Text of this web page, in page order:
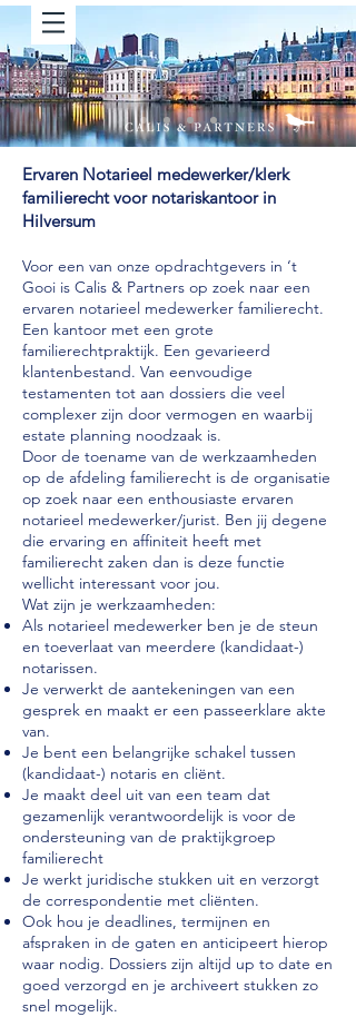
Ervaren Notarieel medewerker/klerk
familierecht voor notariskantoor in
Hilversum
Voor een van onze opdrachtgevers in ‘t
Gooi is Calis & Partners op zoek naar een
ervaren notarieel medewerker familierecht.
Een kantoor met een grote
familierechtpraktijk. Een gevarieerd
klantenbestand. Van eenvoudige
testamenten tot aan dossiers die veel
complexer zijn door vermogen en waarbij
estate planning noodzaak is.
Door de toename van de werkzaamheden
op de afdeling familierecht is de organisatie
op zoek naar een enthousiaste ervaren
notarieel medewerker/jurist. Ben jij degene
die ervaring en affiniteit heeft met
familierecht zaken dan is deze functie
wellicht interessant voor jou.
Wat zijn je werkzaamheden:
Als notarieel medewerker ben je de steun
en toeverlaat van meerdere (kandidaat-)
notarissen.
Je verwerkt de aantekeningen van een
gesprek en maakt er een passeerklare akte
van.
Je bent een belangrijke schakel tussen
(kandidaat-) notaris en cliënt.
Je maakt deel uit van een team dat
gezamenlijk verantwoordelijk is voor de
ondersteuning van de praktijkgroep
familierecht
Je werkt juridische stukken uit en verzorgt
de correspondentie met cliënten.
Ook hou je deadlines, termijnen en
afspraken in de gaten en anticipeert hierop
waar nodig. Dossiers zijn altijd up to date en
goed verzorgd en je archiveert stukken zo
snel mogelijk.